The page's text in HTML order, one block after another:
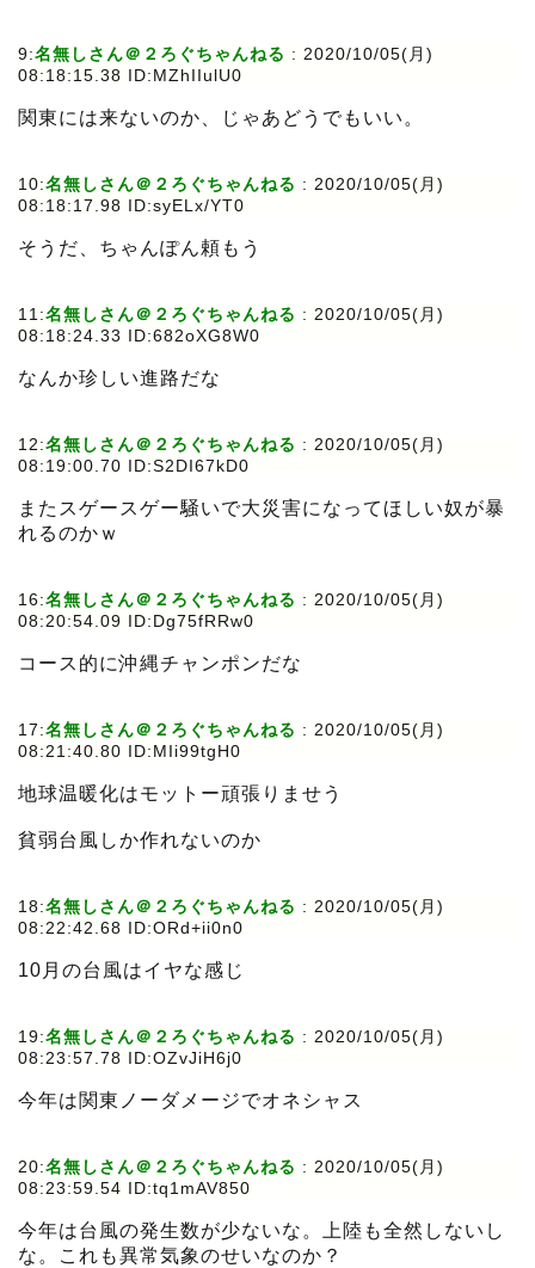
9:名無しさん＠２ろぐちゃんねる : 2020/10/05(月)
08:18:15.38 ID:MZhIIulU0
関東には来ないのか、じゃあどうでもいい。
10:名無しさん＠２ろぐちゃんねる : 2020/10/05(月)
08:18:17.98 ID:syELx/YT0
そうだ、ちゃんぽん頼もう
11:名無しさん＠２ろぐちゃんねる : 2020/10/05(月)
08:18:24.33 ID:682oXG8W0
なんか珍しい進路だな
12:名無しさん＠２ろぐちゃんねる : 2020/10/05(月)
08:19:00.70 ID:S2DI67kD0
またスゲースゲー騒いで大災害になってほしい奴が暴
れるのかｗ
16:名無しさん＠２ろぐちゃんねる : 2020/10/05(月)
08:20:54.09 ID:Dg75fRRw0
コース的に沖縄チャンポンだな
17:名無しさん＠２ろぐちゃんねる : 2020/10/05(月)
08:21:40.80 ID:MIi99tgH0
地球温暖化はモットー頑張りませう
貧弱台風しか作れないのか
18:名無しさん＠２ろぐちゃんねる : 2020/10/05(月)
08:22:42.68 ID:ORd+ii0n0
10月の台風はイヤな感じ
19:名無しさん＠２ろぐちゃんねる : 2020/10/05(月)
08:23:57.78 ID:OZvJiH6j0
今年は関東ノーダメージでオネシャス
20:名無しさん＠２ろぐちゃんねる : 2020/10/05(月)
08:23:59.54 ID:tq1mAV850
今年は台風の発生数が少ないな。上陸も全然しないし
な。これも異常気象のせいなのか？